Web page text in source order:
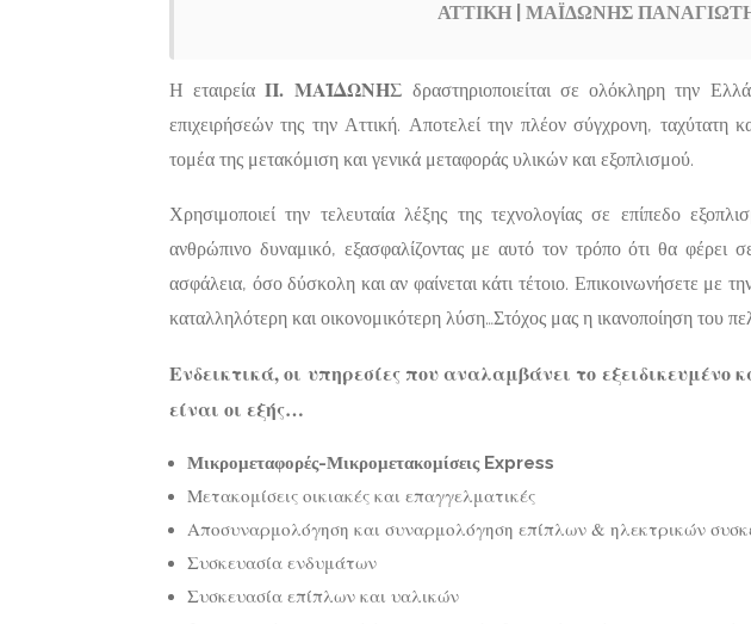
ΑΤΤΙΚΗ | ΜΑΪΔΩΝΗΣ
Η εταιρείαΠ. ΜΑΪΔΩΝΗΣ δραστηριοποιείται σε ολόκληρη την
επιχειρήσεών της την Αττική. Αποτελεί την πλέον σύγχρονη, ταχύτατη
τομέα της μετακόμιση και γενικά μεταφοράς υλικών και εξοπλισμού.
Χρησιμοποιεί την τελευταία λέξης της τεχνολογίας σε επίπεδο
ανθρώπινο δυναμικό, εξασφαλίζοντας με αυτό τον τρόπο ότι θα φέρει
ασφάλεια, όσο δύσκολη και αν φαίνεται κάτι τέτοιο. Επικοινωνήσετε με
καταλληλότερη και οικονομικότερη λύση…Στόχος μας η ικανοποίηση του
Ενδεικτικά, οι υπηρεσίες που αναλαμβάνει το εξειδικευμένο
είναι οι εξής…
Μικρομεταφορές-Μικρομετακομίσεις Express
Μετακομίσεις οικιακές και επαγγελματικές
Αποσυναρμολόγηση και συναρμολόγηση επίπλων & ηλεκτρικών
Συσκευασία ενδυμάτων
Συσκευασία επίπλων και υαλικών
Now Closed
Επιχειρηματικές
υπηρεσίες
ΓΡΑΦΕΙΟ
ΔΙΕΚΠΕΡΑΙΩΣΕΩΝ
ΑΘΗΝΑ |
ΒΑΣΙΛΕΙΟΣ
Πίνδου 12-14, Αθήνα,
Τ.Κ.11255
Τεχνικοί-
Επισκευές